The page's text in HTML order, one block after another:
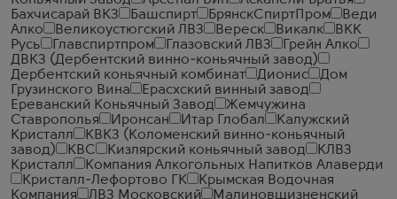
Бахчисарай ВКЗ
Башспирт БрянскСпиртПром
Веди
Алко
Великоустюгский ЛВЗ Вереск Викалк
ВКК
Русь
Главспиртпром Глазовский ЛВЗ
Грейн Алко
ДВКЗ (Дербентский винно-коньячный завод)
Дербентский коньячный комбинат
Дионис
Дом
Грузинского Вина
Ерасхский винный завод
Ереванский Коньячный Завод
Жемчужина
Ставрополья
Иронсан Итар Глобал
Калужский
Кристалл
КВКЗ (Коломенский винно-коньячный
завод)
КВС Кизлярский коньячный завод
КЛВЗ
Кристалл
Компания Алкогольных Напитков Алаверди
Кристалл-Лефортово ГК
Крымская Водочная
Компания
ЛВЗ Московский
Малиновщизненский